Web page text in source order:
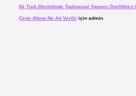
Ilk Türk Devletinde Toplumsal Yapının Özellikleri
Çene Altına Ne Ad Veriliriçin admin